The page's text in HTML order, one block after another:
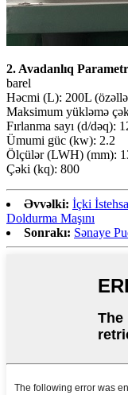
2. Avadanlıq
barel
Həcmi (L): 200L
Maksimum yükləmə
Fırlanma sayı (d/dəq):
Ümumi güc (kw): 2.2
Ölçülər (LWH) (mm):
Çəki (kq): 800
Əvvəlki: İçki
Doldurma Maşını
Sonrakı: Sənaye